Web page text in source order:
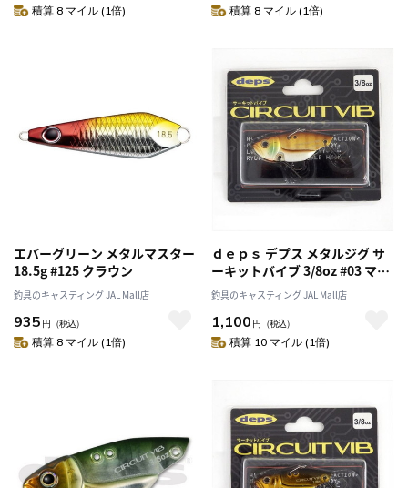
積算 8 マイル (1倍) 積算 8 マイル (1倍)
エバーグリーン メタルマスター
18.5g #125 クラウン
釣具のキャスティング JAL Mall店
935 円 （税込）
積算 8 マイル (1倍)
ｄｅｐｓ デプス メタルジグ サ
ーキットバイブ 3/8oz #03 マス
タードギル
釣具のキャスティング JAL Mall店
1,100 円 （税込）
積算 10 マイル (1倍)